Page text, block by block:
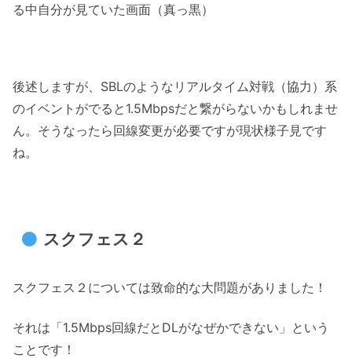
る中自分が見ていた画面（真っ黒）
後述しますが、SBLのようなリアルタイム対戦（協力）系
のイベントがでると1.5Mbpsだと繋がらないかもしれませ
ん。そうなったら回線変更が必要ですが現状様子見です
ね。
スクフェス２
スクフェス２については致命的な大問題がありました！
それは「1.5Mbps回線だとDLがなぜかできない」という
ことです！